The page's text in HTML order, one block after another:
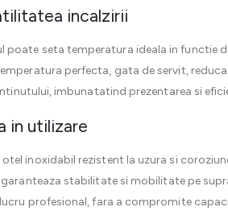
incalzirii
poate seta temperatura ideala in functie
perfecta, gata de servit,
imbunatatind prezentarea si
in utilizare
inoxidabil rezistent la uzura si
stabilitate si mobilitate pe
profesional, fara a compromite